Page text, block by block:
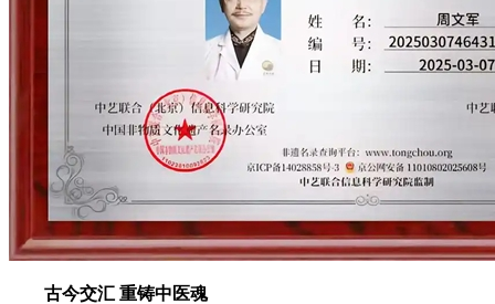
古今交汇 重铸中医魂